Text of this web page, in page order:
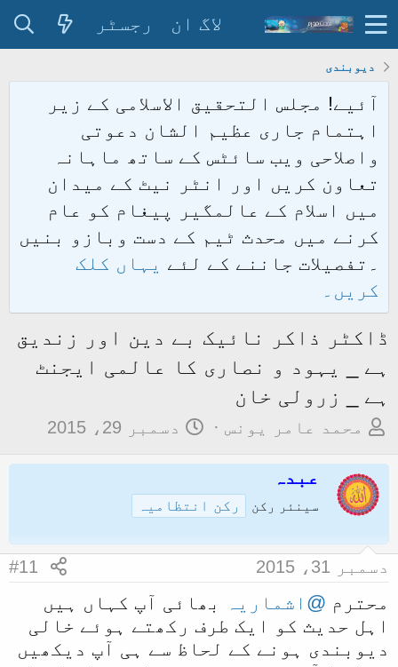
لاگ ان رجسٹر
دیوبندی
آئیے! مجلس التحقیق الاسلامی کے زیر
اہتمام جاری عظیم الشان دعوتی
واصلاحی ویب سائٹس کے ساتھ ماہانہ
تعاون کریں اور انٹر نیٹ کے میدان
میں اسلام کے عالمگیر پیغام کو عام
کرنے میں محدث ٹیم کے دست وبازو بنیں
۔تفصیلات جاننے کے لئے یہاں کلک
کریں۔
ڈاکٹر ذاکر نائیک بے دین اور زندیق
ہے _ یہود و نصاری کا عالمی ایجنٹ
ہے _ زرولی خان
م
ض
و
ک
ا
آ
غ
ا
محمد عامر یونس
ت
ی
آ
ا
ز
دسمبر 29، 2015
عبدہ
سینئر رکن رکن انتظامیہ
دسمبر 31، 2015 #11
محترم @اشماریہ
بھائی آپ کہاں ہیں
اہل حدیث کو ایک طرف رکھتے ہوئے خالی
دیوبندی ہونے کے لحاظ سے ہی آپ دیکھیں